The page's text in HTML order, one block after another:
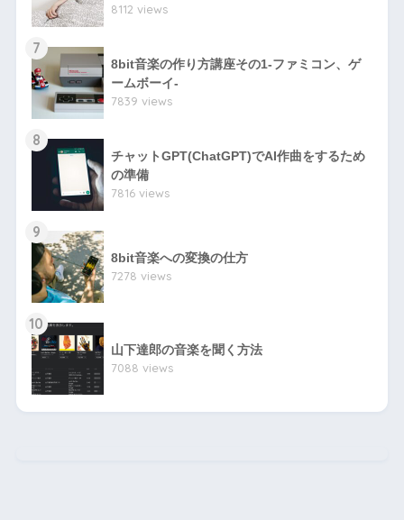
8112 views
7
8bit音楽の作り方講座その1-ファミコン、ゲ
ームボーイ-
7839 views
8
チャットGPT(ChatGPT)でAI作曲をするため
の準備
7816 views
9
8bit音楽への変換の仕方
7278 views
10
山下達郎の音楽を聞く方法
7088 views